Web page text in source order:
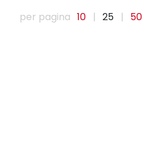
per pagina 10 | 25 | 50